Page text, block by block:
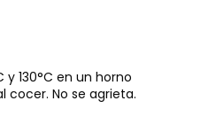
y 130°C en un horno
cocer. No se agrieta.